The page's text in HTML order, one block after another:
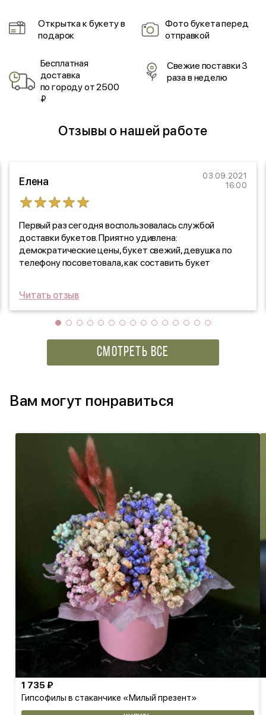
Открытка к букету в
подарок
Фото букета перед
отправкой
Бесплатная
доставка
по городу от 2500
₽
Свежие поставки 3
раза в неделю
Отзывы о нашей работе
Елена
03.09.2021
16:00
Первый раз сегодня воспользовалась службой
доставки букетов. Приятно удивлена:
демократические цены, букет свежий, девушка по
телефону посоветовала, как составить букет
подругам.
Читать отзыв
СМОТРЕТЬ ВСЕ
Вам могут понравиться
Гипсофилы в стаканчике «Милый презент»
1 735 ₽